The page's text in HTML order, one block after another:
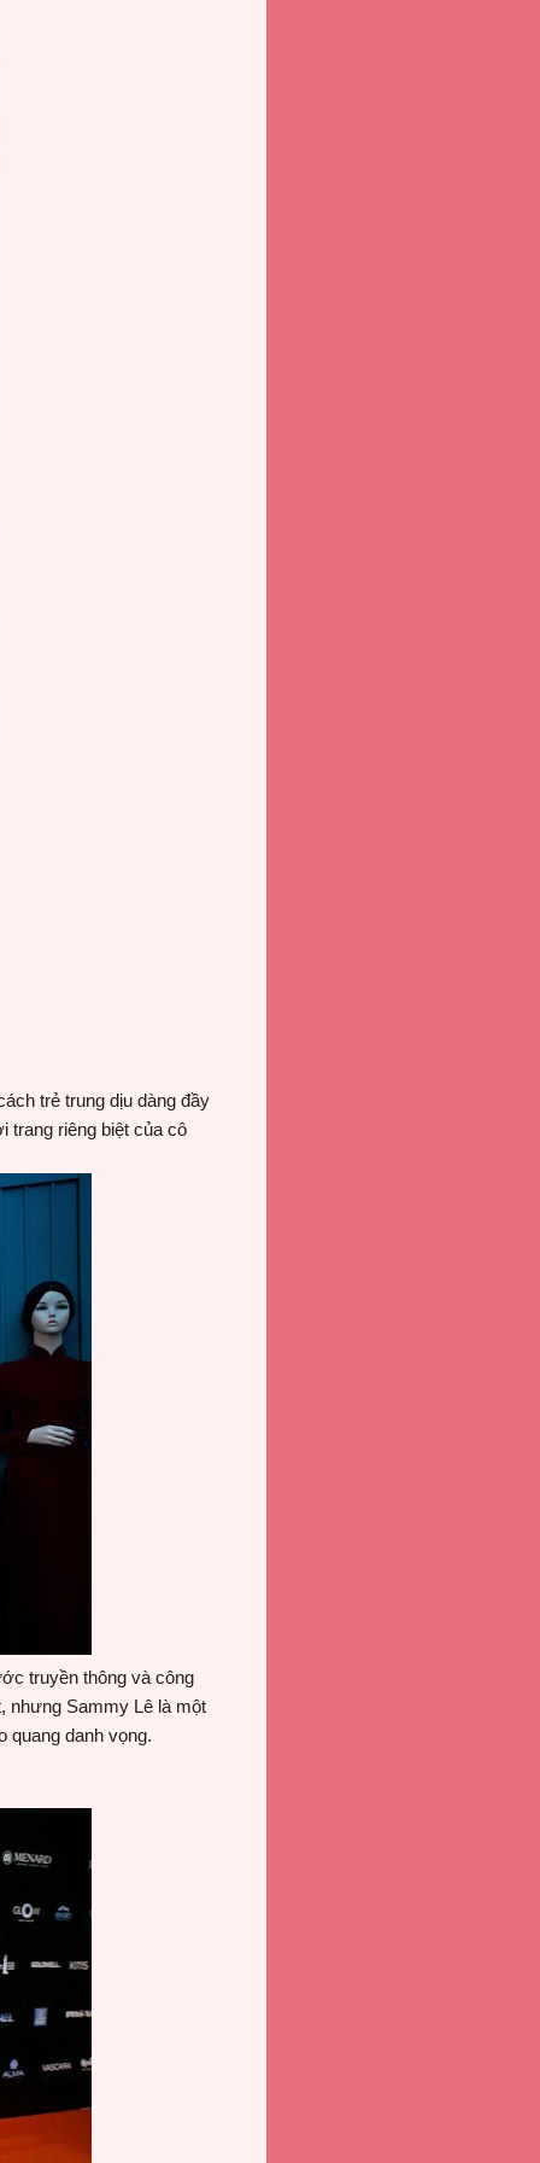
trẻ trung dịu dàng đầy
trang riêng biệt của cô
truyền thông và công
nhưng Sammy Lê là một
quang danh vọng.